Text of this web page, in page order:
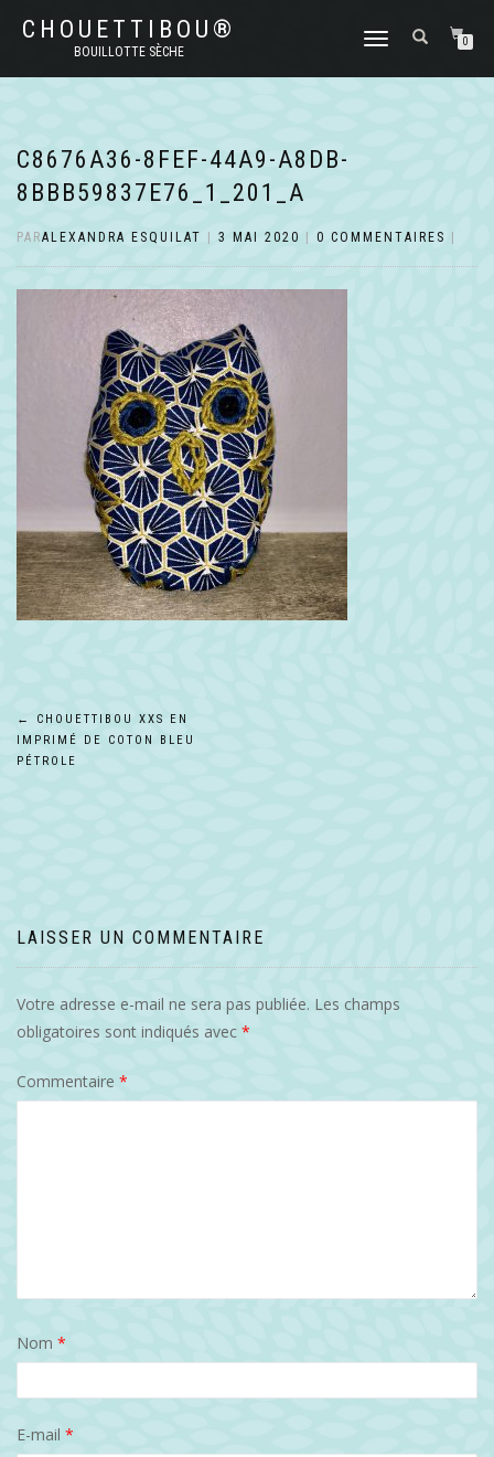
CHOUETTIBOU®
BOUILLOTTE SÈCHE
DÉPLIER
NAVIGATION
0
C8676A36-8FEF-44A9-A8DB-
8BBB59837E76_1_201_A
PARALEXANDRA ESQUILAT 3 MAI 2020 0 COMMENTAIRES
Navigation
de
←
CHOUETTIBOU XXS EN
IMPRIMÉ DE COTON BLEU
PÉTROLE
LAISSER UN COMMENTAIRE
Votre adresse e-mail ne sera pas publiée. Les champs
obligatoires sont indiqués avec *
Commentaire *
Nom *
E-mail *